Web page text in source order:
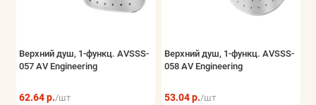
Показать все
Верхний душ, 1-функц. AVSSS-
057 AV Engineering
62.64 р./шт
Верхний душ, 1-функц. AVSSS-
058 AV Engineering
53.04 р./шт